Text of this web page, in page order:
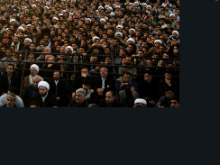
Albomu yüklə: